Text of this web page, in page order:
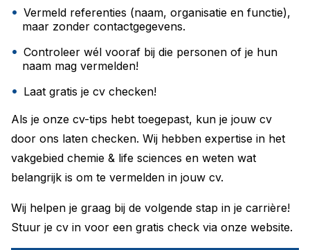
Vermeld referenties (naam, organisatie en functie),
maar zonder contactgegevens.
Controleer wél vooraf bij die personen of je hun
naam mag vermelden!
Laat gratis je cv checken!
Als je onze cv-tips hebt toegepast, kun je jouw cv
door ons laten checken. Wij hebben expertise in het
vakgebied chemie & life sciences en weten wat
belangrijk is om te vermelden in jouw cv.
Wij helpen je graag bij de volgende stap in je carrière!
Stuur je cv in voor een gratis check via onze website.